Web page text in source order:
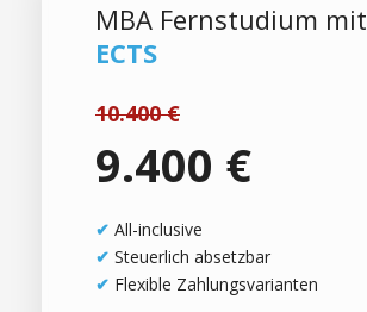
MBA Fernstudium mit
ECTS
10.400 €
9.400 €
✔ All-inclusive
✔ Steuerlich absetzbar
✔ Flexible Zahlungsvarianten